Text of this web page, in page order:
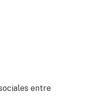
entre